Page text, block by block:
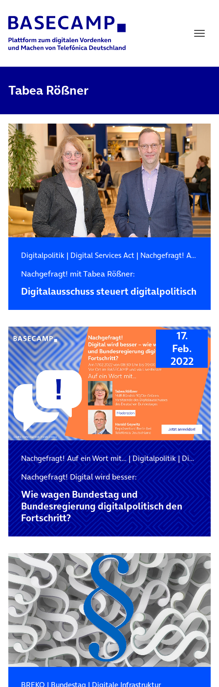
Main Navigation
Tabea Rößner
Digitalpolitik| Digital Services Act| Nachgefragt! Auf ein Wort mit…
Nachgefragt! mit Tabea Rößner:
Digitalausschuss steuert digitalpolitisch
17.
Feb.
2022
Nachgefragt! Auf ein Wort mit…|Digitalpolitik|Digitalisierung
Nachgefragt! Digital wird besser:
Wie wagen Bundestag und
Bundesregierung digitalpolitisch den
Fortschritt?
BREKO | Bundestag | Digitale Infrastruktur